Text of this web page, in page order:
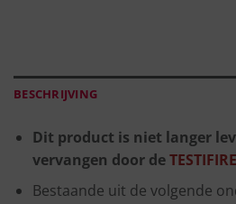
BESCHRIJVING
Dit product is niet langer
vervangen door de
Bestaande uit de volgende